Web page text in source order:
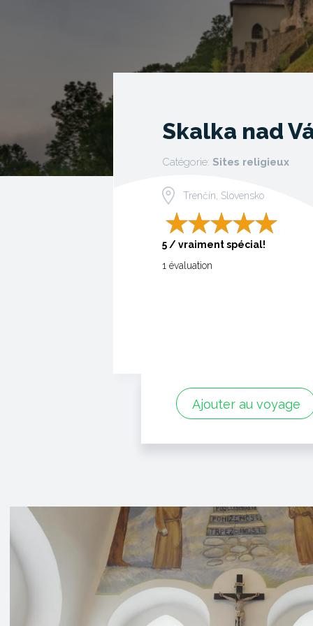
Skalka nad
Catégorie: Sites religieux
Trenčín, Slovensko
5 / vraiment spécial!
1 évaluation
Ajouter au voyage